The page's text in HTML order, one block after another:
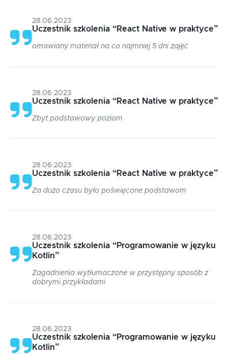
28.06.2023
Uczestnik szkolenia “React Native w praktyce”
omawiany materiał na co najmniej 5 dni zajęć
28.06.2023
Uczestnik szkolenia “React Native w praktyce”
Zbyt podstawowy poziom
28.06.2023
Uczestnik szkolenia “React Native w praktyce”
Za dużo czasu było poświęcone podstawom
28.06.2023
Uczestnik szkolenia “Programowanie w języku
Kotlin”
Zagadnienia wytłumaczone w przystępny sposób z
dobrymi przykładami
28.06.2023
Uczestnik szkolenia “Programowanie w języku
Kotlin”